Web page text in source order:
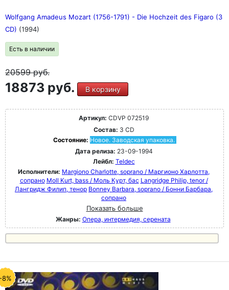
Wolfgang Amadeus Mozart (1756-1791) - Die Hochzeit des Figaro (3
CD) (1994)
Есть в наличии
20599руб.
18873 руб. В корзину
Артикул: CDVP 072519
Состав: 3 CD
Состояние: Новое. Заводская упаковка.
Дата релиза: 23-09-1994
Лейбл: Teldec
Исполнители: Margiono Charlotte, soprano / Маргионо Харлотта,
сопрано Moll Kurt, bass / Моль Курт, бас Langridge Philip, tenor /
Лангридж Филип, тенор Bonney Barbara, soprano / Бонни Барбара,
сопрано
Показать больше
Жанры: Опера, интермедия, серената
8%